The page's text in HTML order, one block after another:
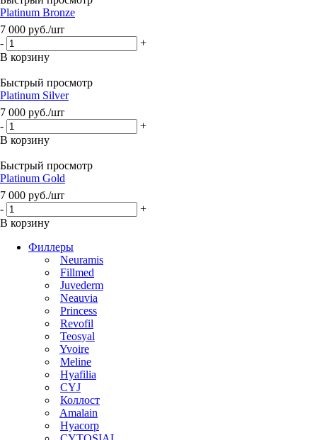
Platinum Bronze
7 000 руб./шт
-
+
В корзину
Быстрый просмотр
Platinum Silver
7 000 руб./шт
-
+
В корзину
Быстрый просмотр
Platinum Gold
7 000 руб./шт
-
+
В корзину
Филлеры
Neuramis
Fillmed
Juvederm
Neauvia
Princess
Revofil
Teosyal
Yvoire
Meline
Hyafilia
CYJ
Коллост
Amalain
Hyacorp